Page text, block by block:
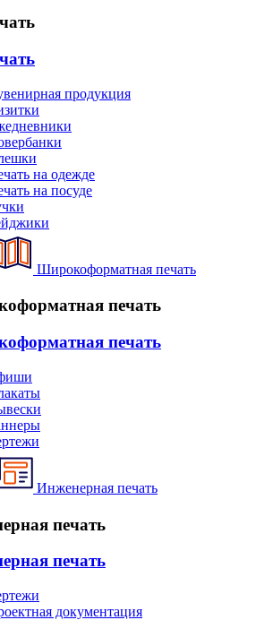
продукция
на одежде
на посуде
Широкоформатная печать
печать
печать
Инженерная печать
печать
печать
документация